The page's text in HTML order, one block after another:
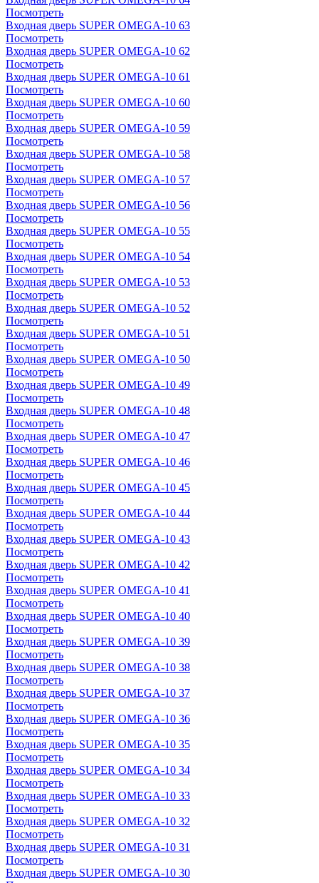
Посмотреть
Входная дверь SUPER OMEGA-10 63
Посмотреть
Входная дверь SUPER OMEGA-10 62
Посмотреть
Входная дверь SUPER OMEGA-10 61
Посмотреть
Входная дверь SUPER OMEGA-10 60
Посмотреть
Входная дверь SUPER OMEGA-10 59
Посмотреть
Входная дверь SUPER OMEGA-10 58
Посмотреть
Входная дверь SUPER OMEGA-10 57
Посмотреть
Входная дверь SUPER OMEGA-10 56
Посмотреть
Входная дверь SUPER OMEGA-10 55
Посмотреть
Входная дверь SUPER OMEGA-10 54
Посмотреть
Входная дверь SUPER OMEGA-10 53
Посмотреть
Входная дверь SUPER OMEGA-10 52
Посмотреть
Входная дверь SUPER OMEGA-10 51
Посмотреть
Входная дверь SUPER OMEGA-10 50
Посмотреть
Входная дверь SUPER OMEGA-10 49
Посмотреть
Входная дверь SUPER OMEGA-10 48
Посмотреть
Входная дверь SUPER OMEGA-10 47
Посмотреть
Входная дверь SUPER OMEGA-10 46
Посмотреть
Входная дверь SUPER OMEGA-10 45
Посмотреть
Входная дверь SUPER OMEGA-10 44
Посмотреть
Входная дверь SUPER OMEGA-10 43
Посмотреть
Входная дверь SUPER OMEGA-10 42
Посмотреть
Входная дверь SUPER OMEGA-10 41
Посмотреть
Входная дверь SUPER OMEGA-10 40
Посмотреть
Входная дверь SUPER OMEGA-10 39
Посмотреть
Входная дверь SUPER OMEGA-10 38
Посмотреть
Входная дверь SUPER OMEGA-10 37
Посмотреть
Входная дверь SUPER OMEGA-10 36
Посмотреть
Входная дверь SUPER OMEGA-10 35
Посмотреть
Входная дверь SUPER OMEGA-10 34
Посмотреть
Входная дверь SUPER OMEGA-10 33
Посмотреть
Входная дверь SUPER OMEGA-10 32
Посмотреть
Входная дверь SUPER OMEGA-10 31
Посмотреть
Входная дверь SUPER OMEGA-10 30